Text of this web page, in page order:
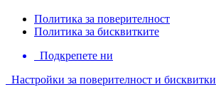
Политика за поверителност
Политика за бисквитките
Подкрепете ни
Настройки за поверителност и бисквитки